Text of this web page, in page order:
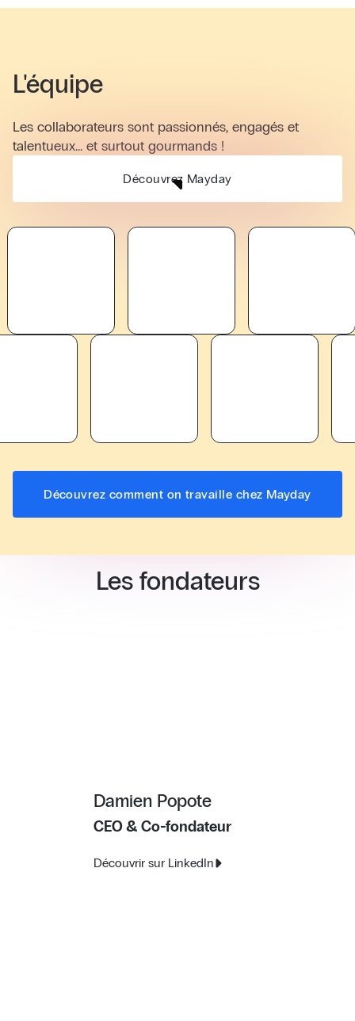
L'équipe
Les collaborateurs sont passionnés, engagés et
talentueux... et surtout gourmands !
Découvrez Mayday
Découvrez comment on travaille chez Mayday
Les fondateurs
Damien Popote
CEO & Co-fondateur
Découvrir sur LinkedIn